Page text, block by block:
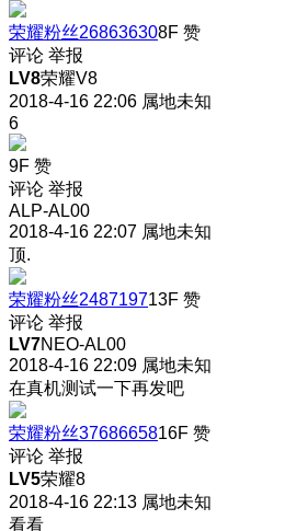
荣耀粉丝268636308F 赞
评论 举报
LV8荣耀V8
2018-4-16 22:06 属地未知
6
9F 赞
评论 举报
ALP-AL00
2018-4-16 22:07 属地未知
顶.
荣耀粉丝248719713F 赞
评论 举报
LV7NEO-AL00
2018-4-16 22:09 属地未知
在真机测试一下再发吧
荣耀粉丝3768665816F 赞
评论 举报
LV5荣耀8
2018-4-16 22:13 属地未知
看看